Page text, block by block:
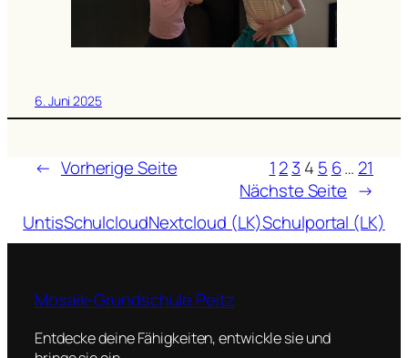
6. Juni 2025
← Vorherige Seite 1 23 4 5 6… 21
Nächste Seite →
UntisSchulcloudNextcloud (LK)Schulportal (LK)
Mosaik-Grundschule Peitz
Entdecke deine Fähigkeiten, entwickle sie und